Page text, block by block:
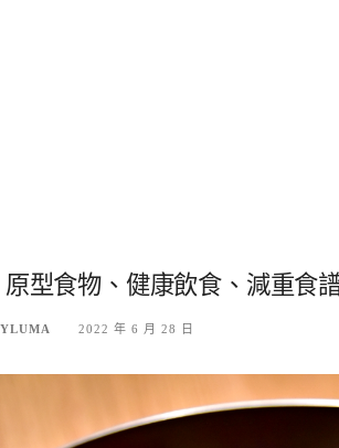
型食物、健康飲食、減重食
2022 年 6 月 28 日